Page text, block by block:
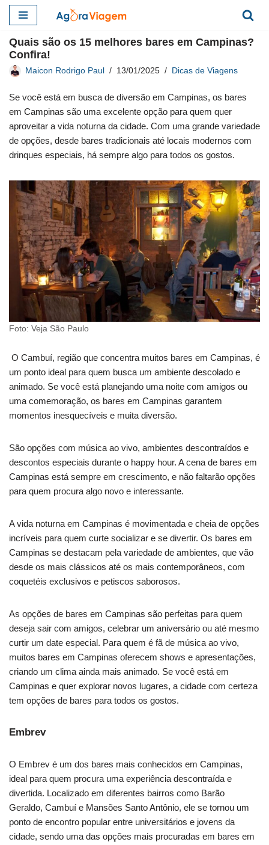
para
o
conteúdo
Quais são os 15 melhores bares em Campinas?
Confira!
Maicon Rodrigo Paul 13/01/2025 Dicas de Viagens
Se você está em busca de diversão em Campinas, os bares
em Campinas são uma excelente opção para quem quer
aproveitar a vida noturna da cidade. Com uma grande variedade
de opções, desde bares tradicionais até locais modernos com
drinques especiais, há sempre algo para todos os gostos.
Foto: Veja São Paulo
O Cambuí, região que concentra muitos bares em Campinas, é
um ponto ideal para quem busca um ambiente descolado e
animado. Se você está planejando uma noite com amigos ou
uma comemoração, os bares em Campinas garantem
momentos inesquecíveis e muita diversão.
São opções com música ao vivo, ambientes descontraídos e
descontos especiais durante o happy hour. A cena de bares em
Campinas está sempre em crescimento, e não faltarão opções
para quem procura algo novo e interessante.
A vida noturna em Campinas é movimentada e cheia de opções
incríveis para quem curte socializar e se divertir. Os bares em
Campinas se destacam pela variedade de ambientes, que vão
desde os mais clássicos até os mais contemporâneos, com
coquetéis exclusivos e petiscos saborosos.
As opções de bares em Campinas são perfeitas para quem
deseja sair com amigos, celebrar um aniversário ou até mesmo
curtir um date especial. Para quem é fã de música ao vivo,
muitos bares em Campinas oferecem shows e apresentações,
criando um clima ainda mais animado. Se você está em
Campinas e quer explorar novos lugares, a cidade com certeza
tem opções de bares para todos os gostos.
Embrev
O Embrev é um dos bares mais conhecidos em Campinas,
ideal para quem procura uma experiência descontraída e
divertida. Localizado em diferentes bairros como Barão
Geraldo, Cambuí e Mansões Santo Antônio, ele se tornou um
ponto de encontro popular entre universitários e jovens da
cidade, sendo uma das opções mais procuradas em bares em